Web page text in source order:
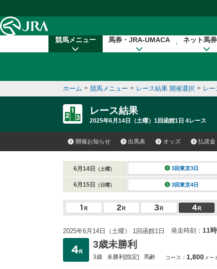
競馬メニュー 馬券・JRA-UMACA ネット馬
ホーム > 競馬メニュー > レース結果 開催選択 > レ
レース結果
2025年6月14日（土曜）1回函館1日 4レース
開催お知らせ 出馬表 オッズ 払戻金
6月14日 （土曜） 3回東京3日
6月15日 （日曜） 3回東京4日
2025年6月14日（土曜） 1回函館1日 発走時刻： 11
3歳未勝利
3歳 未勝利[指定] 馬齢 コース： 1,800 メー